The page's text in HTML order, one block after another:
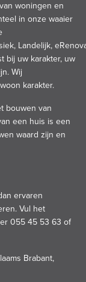
woningen en
in onze waaier
, Landelijk,
bij uw karakter, uw
Wij
karakter.
bouwen van
een huis is een
waard zijn en
ervaren
Vul het
055 45 53 63 of
Brabant,